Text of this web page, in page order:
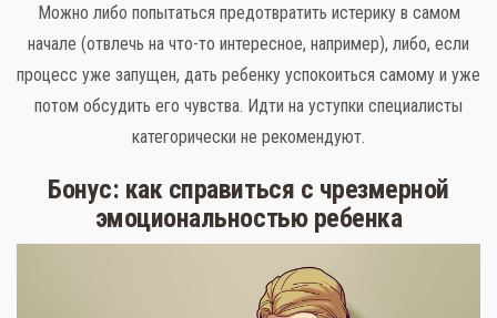
Можно либо попытаться предотвратить истерику в самом
начале (отвлечь на что-то интересное, например), либо, если
процесс уже запущен, дать ребенку успокоиться самому и уже
потом обсудить его чувства. Идти на уступки специалисты
категорически не рекомендуют.
Бонус: как справиться с чрезмерной
эмоциональностью ребенка